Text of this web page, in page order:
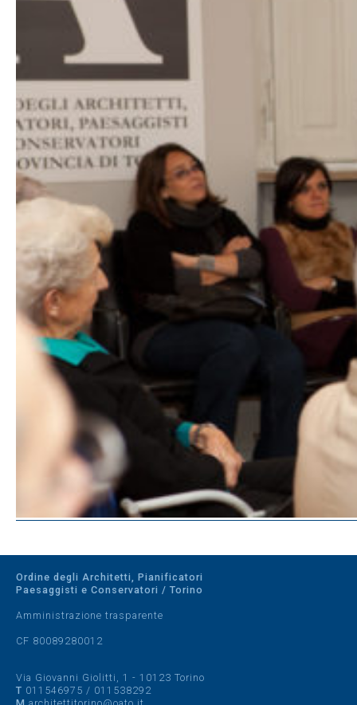
Ordine degli Architetti, Pianificatori
Paesaggisti e Conservatori / Torino
Amministrazione trasparente
CF 80089280012
Via Giovanni Giolitti, 1 - 10123 Torino
T 011546975 / 011538292